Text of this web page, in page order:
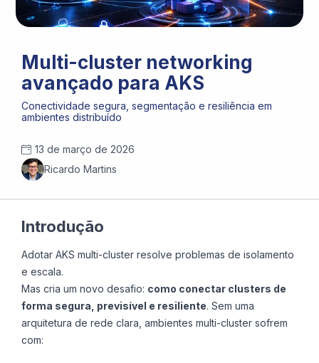
Multi-cluster networking
avançado para AKS
Conectividade segura, segmentação e resiliência em
ambientes distribuído
13 de março de 2026
Ricardo Martins
Introdução
Adotar AKS multi-cluster resolve problemas de isolamento
e escala.
Mas cria um novo desafio: como conectar clusters de
forma segura, previsível e resiliente. Sem uma
arquitetura de rede clara, ambientes multi-cluster sofrem
com: